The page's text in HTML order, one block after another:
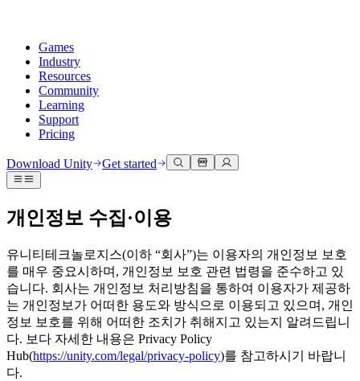
Games
Industry
Resources
Community
Learning
Support
Pricing
Unity Engine
Collaborate and iterate quickly with your team
Download Unity
Plans and pricing
Deploy
Multiplatform
Discover 25+ platforms Unity supports
3D collaboration
Train in immersive environments
Customer experiences
Create interactive 3D experiences
Industries
Manufacturing
Achieve operational excellence
Documentation
Official user manuals and API references
Developer tools
Release versions and issue tracker
Roadmap
Review upcoming features
Glossary
Library of technical terms
Insights
Discussions
Discuss, problem-solve, and connect
Events
Global and local events
Community stories
Made with Unity
Showcasing Unity creators
Livestreams
Join devs, creators, and insiders
Unity Learn
Level up your team with Unity trainers
New to Unity
Getting started
Kickstart your learning
Unity Essential Pathways
New to Unity? Start your journey
Get help
Reach your goals faster with expert support
FAQ
Answers to common questions
Contact us
Connect with our team
Download Unity Get started
개인정보 수집·이용
유니티테크놀로지스(이하 “회사”)는 이용자의 개인정보 보호
를 매우 중요시하며, 개인정보 보호 관련 법령을 준수하고 있
습니다. 회사는 개인정보 처리방침을 통하여 이용자가 제공하
는 개인정보가 어떠한 용도와 방식으로 이용되고 있으며, 개인
정보 보호를 위해 어떠한 조치가 취해지고 있는지 알려드립니
다. 보다 자세한 내용은 Privacy Policy
Hub(https://unity.com/legal/privacy-policy)를 참고하시기 바랍니
다.